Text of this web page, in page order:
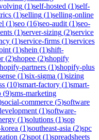
(1)self-hosted (1)self-
(1)selling (1)selling-online
(1)seo (16)seo-audit (1)seo-
(1)server-sizing (2)service
(1)service-firms (1)services
(1)shein (1)shift-
(2)shopee (2)shopify
partners (1)shopify-plus
(1)six-sigma (1)sizing
(10)smart-factory (1)smart-
(9)sms-marketing
social-commerce (5)software
(1)software-
(1)solutions (1)sop
(1)southeast-asia (2)spc
(2)spot (1)spreadsheets